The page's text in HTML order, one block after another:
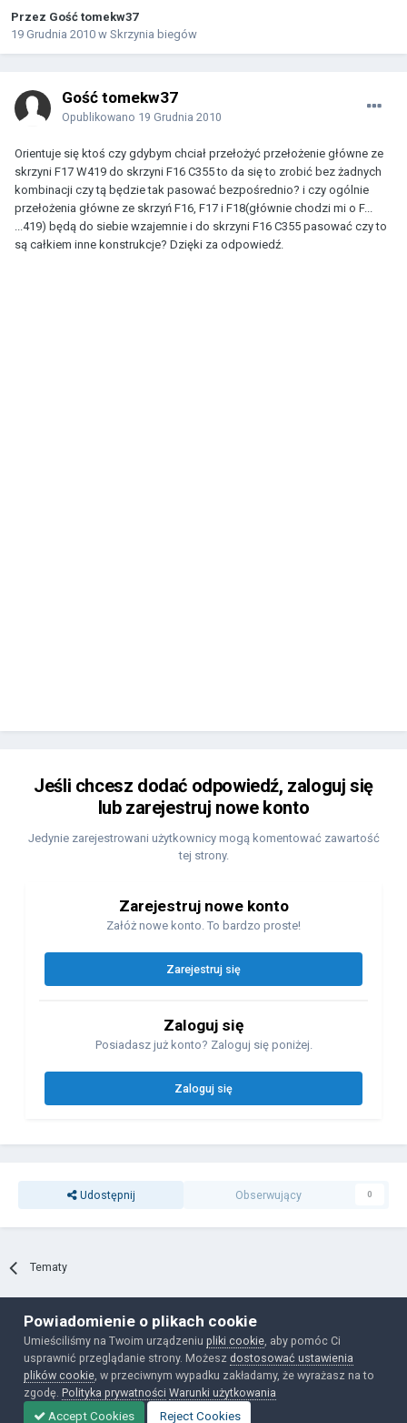
Przez Gość tomekw37
19 Grudnia 2010 w Skrzynia biegów
Gość tomekw37
Opublikowano 19 Grudnia 2010
Orientuje się ktoś czy gdybym chciał przełożyć przełożenie główne ze
skrzyni F17 W419 do skrzyni F16 C355 to da się to zrobić bez żadnych
kombinacji czy tą będzie tak pasować bezpośrednio? i czy ogólnie
przełożenia główne ze skrzyń F16, F17 i F18(głównie chodzi mi o F...
...419) będą do siebie wzajemnie i do skrzyni F16 C355 pasować czy to
są całkiem inne konstrukcje? Dzięki za odpowiedź.
Jeśli chcesz dodać odpowiedź, zaloguj się
lub zarejestruj nowe konto
Jedynie zarejestrowani użytkownicy mogą komentować zawartość
tej strony.
Zarejestruj nowe konto
Załóż nowe konto. To bardzo proste!
Zarejestruj się
Zaloguj się
Posiadasz już konto? Zaloguj się poniżej.
Zaloguj się
Udostępnij Obserwujący 0
Tematy
Polityka prywatności Ciasteczka
Powered by Invision Community
Powiadomienie o plikach cookie
Umieściliśmy na Twoim urządzeniupliki cookie , aby pomóc Ci
usprawnić przeglądanie strony. Możesz dostosować ustawienia
plików cookie , w przeciwnym wypadku zakładamy, że wyrażasz na to
zgodę.Polityka prywatności Warunki użytkowania
Accept Cookies
Reject Cookies